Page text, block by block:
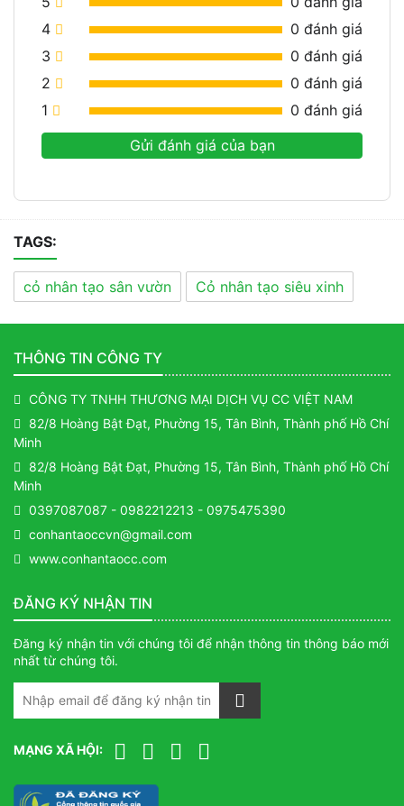
4
0 đánh giá
3
0 đánh giá
2
0 đánh giá
1
0 đánh giá
Gửi đánh giá của bạn
TAGS:
cỏ nhân tạo sân vườn Cỏ nhân tạo siêu xinh
THÔNG TIN CÔNG TY
CÔNG TY TNHH THƯƠNG MẠI DỊCH VỤ CC VIỆT NAM
82/8 Hoàng Bật Đạt, Phường 15, Tân Bình, Thành phố Hồ Chí
Minh
82/8 Hoàng Bật Đạt, Phường 15, Tân Bình, Thành phố Hồ Chí
Minh
0397087087 - 0982212213 - 0975475390
conhantaoccvn@gmail.com
www.conhantaocc.com
ĐĂNG KÝ NHẬN TIN
Đăng ký nhận tin với chúng tôi để nhận thông tin thông báo mới
nhất từ chúng tôi.
MẠNG XÃ HỘI: